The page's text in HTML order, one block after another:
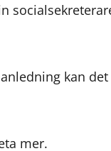
kan
mer.